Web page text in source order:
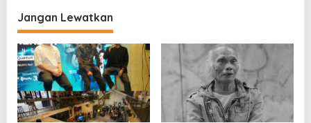
Metro Bekasi Kota
Jangan Lewatkan